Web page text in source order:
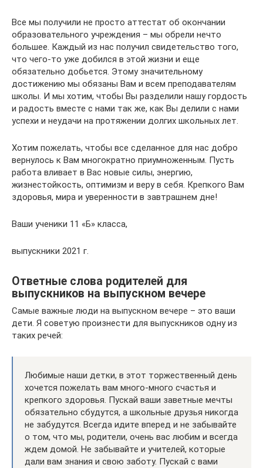
Все мы получили не просто аттестат об окончании
образовательного учреждения – мы обрели нечто
большее. Каждый из нас получил свидетельство того,
что чего-то уже добился в этой жизни и еще
обязательно добьется. Этому значительному
достижению мы обязаны Вам и всем преподавателям
школы. И мы хотим, чтобы Вы разделили нашу гордость
и радость вместе с нами так же, как Вы делили с нами
успехи и неудачи на протяжении долгих школьных лет.
Хотим пожелать, чтобы все сделанное для нас добро
вернулось к Вам многократно приумноженным. Пусть
работа вливает в Вас новые силы, энергию,
жизнестойкость, оптимизм и веру в себя. Крепкого Вам
здоровья, мира и уверенности в завтрашнем дне!
Ваши ученики 11 «Б» класса,
выпускники 2021 г.
Ответные слова родителей для
выпускников на выпускном вечере
Самые важные люди на выпускном вечере – это ваши
дети. Я советую произнести для выпускников одну из
таких речей:
Любимые наши детки, в этот торжественный день
хочется пожелать вам много-много счастья и
крепкого здоровья. Пускай ваши заветные мечты
обязательно сбудутся, а школьные друзья никогда
не забудутся. Всегда идите вперед и не забывайте
о том, что мы, родители, очень вас любим и всегда
ждем домой. Не забывайте и учителей, которые
дали вам знания и свою заботу. Пускай с вами